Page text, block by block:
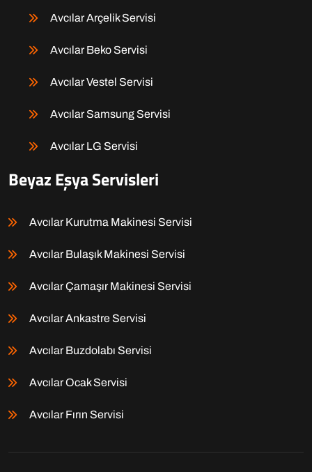
Avcılar Arçelik Servisi
Avcılar Beko Servisi
Avcılar Vestel Servisi
Avcılar Samsung Servisi
Avcılar LG Servisi
Beyaz Eşya Servisleri
Avcılar Kurutma Makinesi Servisi
Avcılar Bulaşık Makinesi Servisi
Avcılar Çamaşır Makinesi Servisi
Avcılar Ankastre Servisi
Avcılar Buzdolabı Servisi
Avcılar Ocak Servisi
Avcılar Fırın Servisi